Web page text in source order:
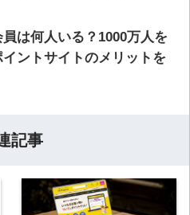
は何人いる？1000万人を
ントサイトのメリットを
記事